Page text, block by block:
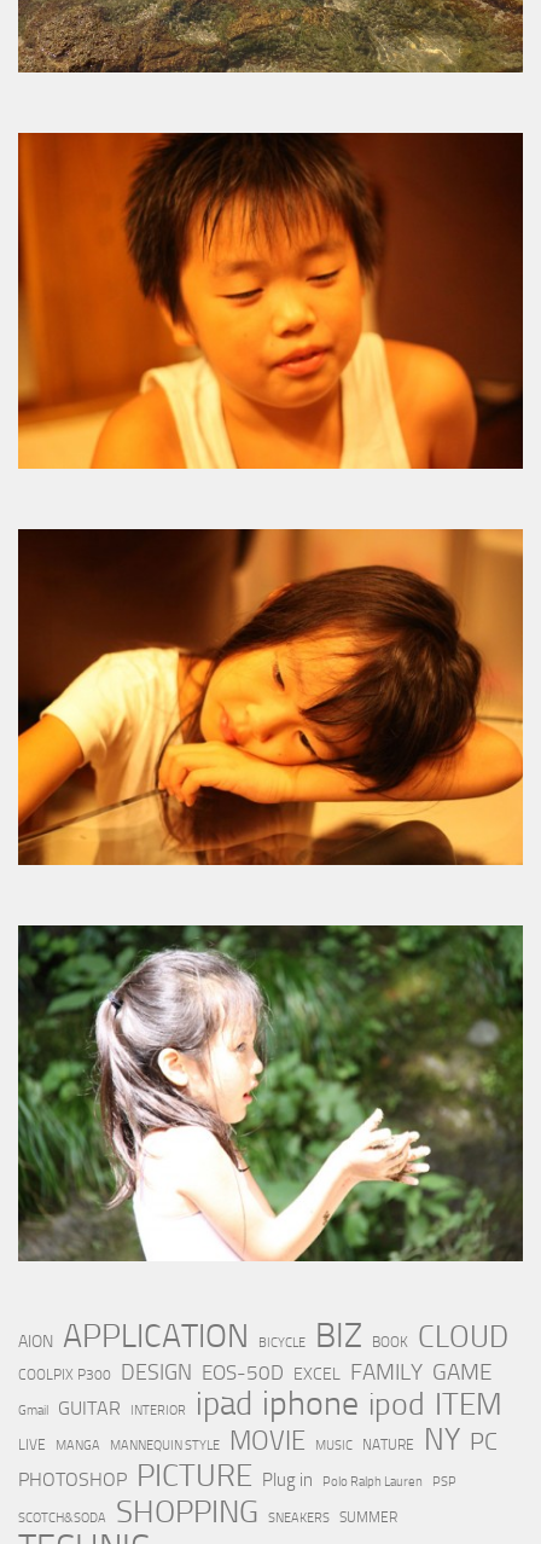
AION APPLICATION BICYCLE BIZ BOOK CLOUD
COOLPIX P300 DESIGN EOS-50D EXCEL FAMILY GAME
Gmail GUITAR INTERIOR ipad iphone ipod ITEM
LIVE MANGA MANNEQUIN STYLE MOVIE MUSIC NATURE NY PC
PHOTOSHOP PICTURE Plug in Polo Ralph Lauren PSP
SCOTCH&SODA SHOPPING SNEAKERS SUMMER